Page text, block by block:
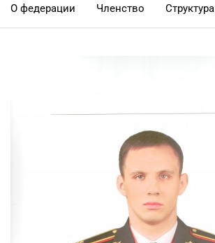
О федерации Членство Структура